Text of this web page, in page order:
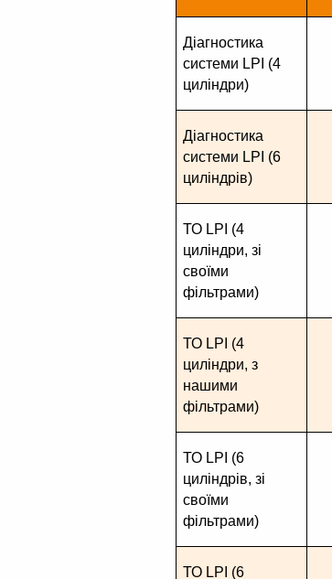
Діагностика
системи LPI (4
циліндри)
Діагностика
системи LPI (6
циліндрів)
ТО LPI (4
циліндри, зі
своїми
фільтрами)
ТО LPI (4
циліндри, з
нашими
фільтрами)
ТО LPI (6
циліндрів, зі
своїми
фільтрами)
ТО LPI (6